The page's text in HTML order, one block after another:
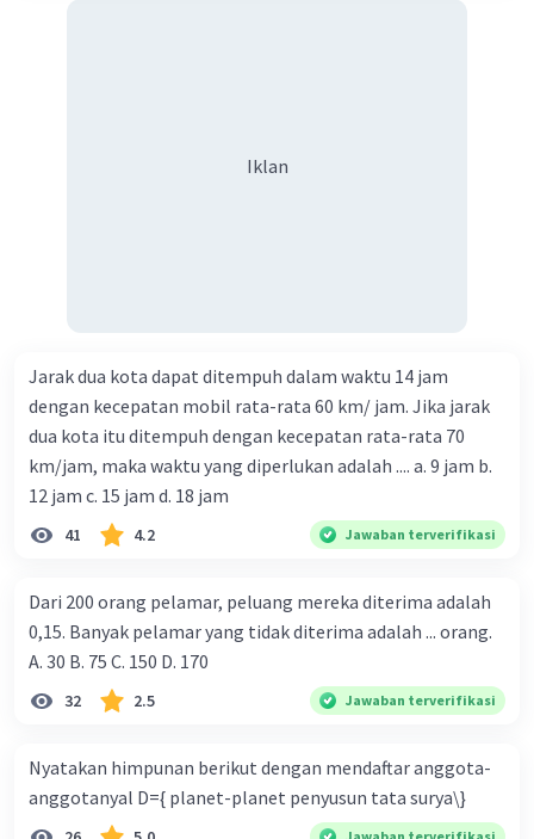
Iklan
Jarak dua kota dapat ditempuh dalam waktu 14 jam
dengan kecepatan mobil rata-rata 60 km/ jam. Jika jarak
dua kota itu ditempuh dengan kecepatan rata-rata 70
km/jam, maka waktu yang diperlukan adalah .... a. 9 jam b.
12 jam c. 15 jam d. 18 jam
41 4.2 Jawaban terverifikasi
Dari 200 orang pelamar, peluang mereka diterima adalah
0,15. Banyak pelamar yang tidak diterima adalah ... orang.
A. 30 B. 75 C. 150 D. 170
32 2.5 Jawaban terverifikasi
Nyatakan himpunan berikut dengan mendaftar anggota-
anggotanyal D={ planet-planet penyusun tata surya\}